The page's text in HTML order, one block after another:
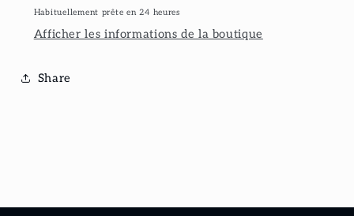
Habituellement prête en 24 heures
Afficher les informations de la boutique
Share